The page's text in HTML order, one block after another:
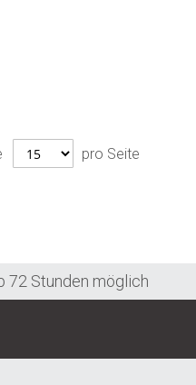
pro Seite
72 Stunden möglich